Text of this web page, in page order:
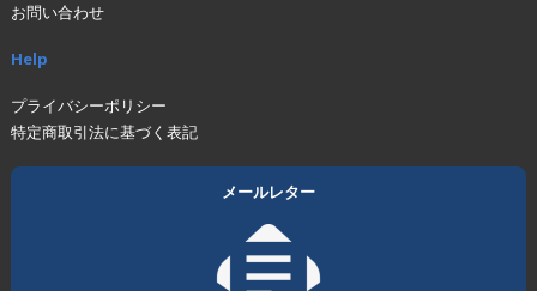
お問い合わせ
Help
プライバシーポリシー
特定商取引法に基づく表記
メールレター